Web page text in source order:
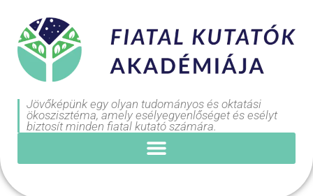
Jövőképünk egy olyan tudományos és oktatási
ökoszisztéma, amely esélyegyenlőséget és esélyt
biztosít minden fiatal kutató számára.